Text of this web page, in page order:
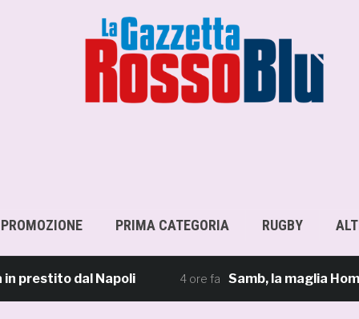
PROMOZIONE PRIMA CATEGORIA RUGBY
dal Napoli 4 ore fa Samb, la maglia Home